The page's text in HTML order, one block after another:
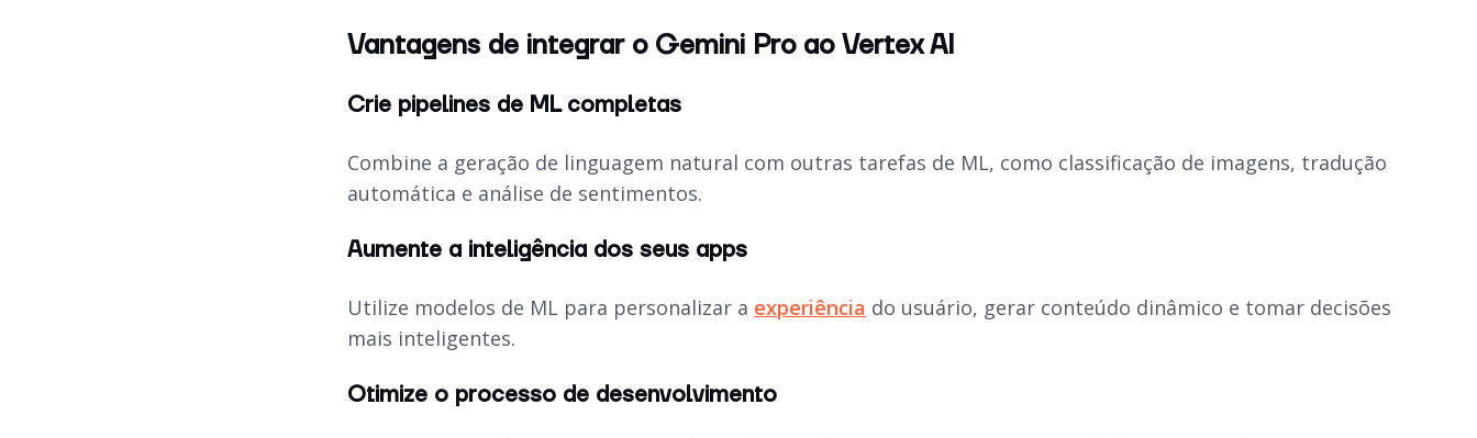
Vantagens de integrar o Gemini Pro ao Vertex AI
Crie pipelines de ML completas
Combine a geração de linguagem natural com outras tarefas de ML, como classificação de imagens, tradução
automática e análise de sentimentos.
Aumente a inteligência dos seus apps
Utilize modelos de ML para personalizar a experiência do usuário, gerar conteúdo dinâmico e tomar decisões
mais inteligentes.
Otimize o processo de desenvolvimento